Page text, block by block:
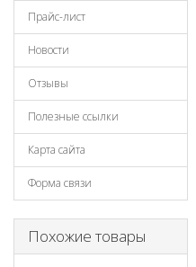
Прайс-лист
Новости
Отзывы
Полезные ссылки
Карта сайта
Форма связи
Похожие товары